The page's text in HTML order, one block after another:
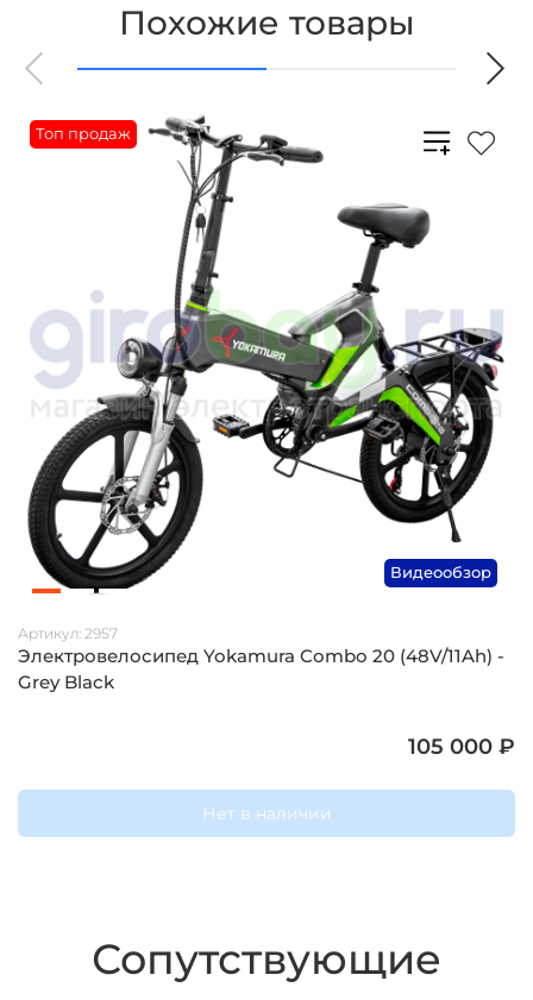
Похожие товары
Топ продаж
Видеообзор
Артикул: 2957
Электровелосипед Yokamura Combo 20 (48V/11Ah) -
Grey Black
105 000 ₽
Нет в наличии
Сопутствующие